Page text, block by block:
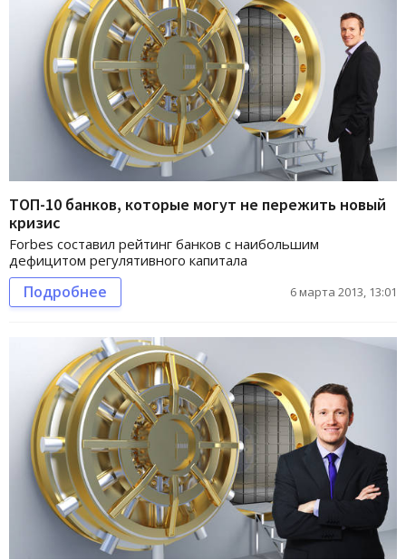
ТОП-10 банков, которые могут не пережить новый
кризис
Forbes составил рейтинг банков с наибольшим
дефицитом регулятивного капитала
Подробнее 6 марта 2013, 13:01